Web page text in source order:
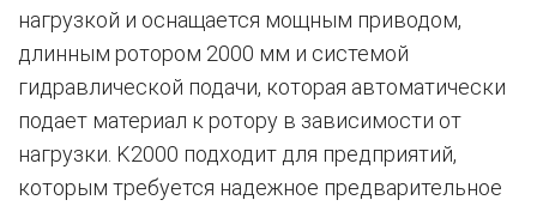
нагрузкой и оснащается мощным приводом,
длинным ротором 2000 мм и системой
гидравлической подачи, которая автоматически
подает материал к ротору в зависимости от
нагрузки. K2000 подходит для предприятий,
которым требуется надежное предварительное